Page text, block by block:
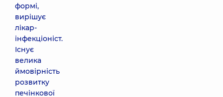
формі,
вирішує
лікар-
інфекціоніст.
Існує
велика
ймовірність
розвитку
печінкової